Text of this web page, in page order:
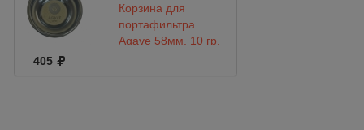
Корзина для
портафильтра
Agave 58мм, 10 гр,
405